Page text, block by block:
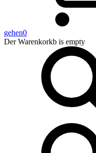
gehen0
Der Warenkorkb is empty